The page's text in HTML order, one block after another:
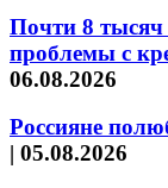
Почти 8
проблемы с
06.08.2026
Россияне
| 05.08.2026